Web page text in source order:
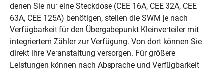
denen Sie nur eine Steckdose (CEE 16A, CEE 32A, CEE
63A, CEE 125A) benötigen, stellen die SWM je nach
Verfügbarkeit für den Übergabepunkt Kleinverteiler mit
integriertem Zähler zur Verfügung. Von dort können Sie
direkt ihre Veranstaltung versorgen. Für größere
Leistungen können nach Absprache und Verfügbarkeit